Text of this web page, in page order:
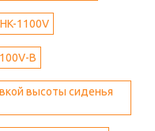
1100V
B
высоты сиденья